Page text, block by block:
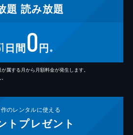
題 読み放題
日間0円 ※
属する月から月額料金が発生します。
のレンタルに使える
ト プレゼント